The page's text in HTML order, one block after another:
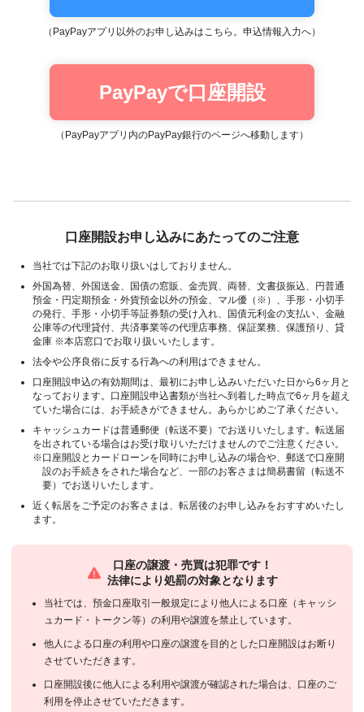
（PayPayアプリ以外のお申し込みはこちら。申込情報入力へ）
PayPayで口座開設
（PayPayアプリ内のPayPay銀行のページへ移動します）
口座開設お申し込みにあたってのご注意
当社では下記のお取り扱いはしておりません。
外国為替、外国送金、国債の窓販、金売買、両替、文書扱振込、円普通
預金・円定期預金・外貨預金以外の預金、マル優（※）、手形・小切手
の発行、手形・小切手等証券類の受け入れ、国債元利金の支払い、金融
公庫等の代理貸付、共済事業等の代理店事務、保証業務、保護預り、貸
金庫 ※本店窓口でお取り扱いいたします。
法令や公序良俗に反する行為への利用はできません。
口座開設申込の有効期間は、最初にお申し込みいただいた日から6ヶ月と
なっております。口座開設申込書類が当社へ到着した時点で6ヶ月を超え
ていた場合には、お手続きができません。あらかじめご了承ください。
キャッシュカードは普通郵便（転送不要）でお送りいたします。転送届
を出されている場合はお受け取りいただけませんのでご注意ください。
※口座開設とカードローンを同時にお申し込みの場合や、郵送で口座開
設のお手続きをされた場合など、一部のお客さまは簡易書留（転送不
要）でお送りいたします。
近く転居をご予定のお客さまは、転居後のお申し込みをおすすめいたし
ます。
口座の譲渡・売買は犯罪です！
法律により処罰の対象となります
当社では、預金口座取引一般規定により他人による口座（キャッシ
ュカード・トークン等）の利用や譲渡を禁止しています。
他人による口座の利用や口座の譲渡を目的とした口座開設はお断り
させていただきます。
口座開設後に他人による利用や譲渡が確認された場合は、口座のご
利用を停止させていただきます。